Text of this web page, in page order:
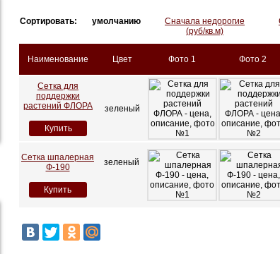
Сортировать: умолчанию
Сначала недорогие
(руб/кв.м)
Наименование Цвет Фото 1 Фото 2
Сетка для
поддержки
растений ФЛОРА
Купить
зеленый
Сетка шпалерная
Ф-190
Купить
зеленый